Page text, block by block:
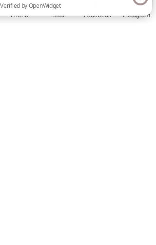
Læs mere
Phone Email Facebook Instagram